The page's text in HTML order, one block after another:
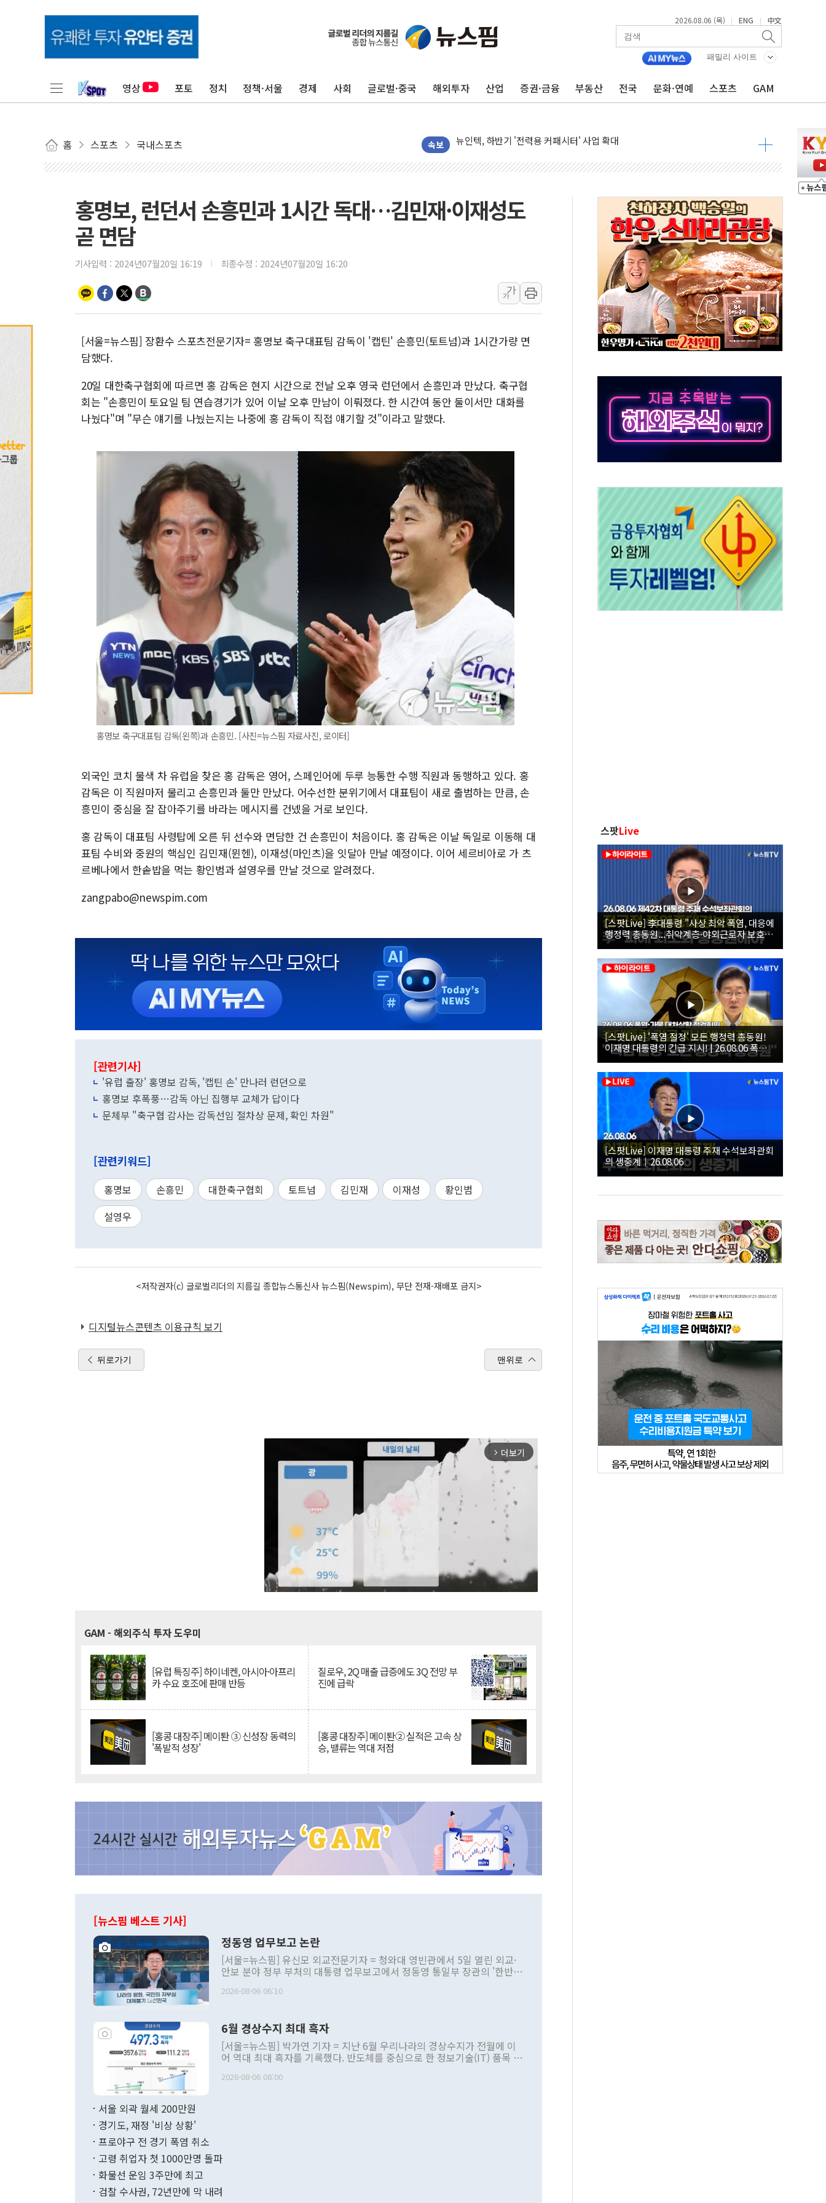
2026.08.06 (목) | ENG | 中文
패밀리 사이트
영상 포토 정치 정책·서울 경제 사회 글로벌·중국 해외투자 산업 증권·금융 부동산 전국 문화·연예 스포츠 GAM
홈 스포츠 국내스포츠 속보
유인우주선 달 착륙지 선정 밑그림, 중국 全月 1대 5백만 지질도 완성
듀오백 정관영 대표, 자사주 추가 매입
BGF리테일, 2분기 영업익 849억원…전년 比 22.3%↑
포스코, 희귀가스 사업 항공우주·방산으로 넓힌다
진원생명과학, '코로나19 DNA 백신 플랫폼' 美 특허 확보
경북도·대구시 '2차 공공기관 이전' 대응 '맞손'
서울 아파트값 0.26%↑…상승폭 커졌지만 고가주택 밀집된 강남·서초 둔화
효성중공업, 덴마크에 초고압변압기 첫 공급...국가 전력망에 첫 입성
딥시크, AI 서비스 가격 대대적 인상 계획...업계 파장 예고
CJ프레시웨이, 2분기 영업익 14.2% 감소…"온라인 사업으로 성장"
초박빙 경선에 친명계 '추가 투표' 요구...친청계 응집력 '희석' 전략 통할까
구리시 입주업종 확대…'현대 테라타워 구리갈매' 공급
정점식 "사관학교 통합 정치 프레임에 졸속 추진…'잼데믹' 안보까지 몰고 와"
장동혁 "李대통령 재판 재개해야 여론조사 51.9%…그것이 국민의 뜻"
日, 아키타에 일본 최대 규모의 AI 데이터센터 건설 추진
[종합] 李대통령 "취약계층 안부에 AI 활용…이주노동자 폭염 방치, 국격 훼손"
트럼프, 워시 연준의장과 수시 통화…독립성 논란 재점화
홍명보, 런던서 손흥민과 1시간 독대…김민재·이재성도
곧 면담
기사입력 : 2024년07월20일 16:19 최종수정 : 2024년07월20일 16:20
가
가
[서울=뉴스핌] 장환수 스포츠전문기자= 홍명보 축구대표팀 감독이 '캡틴' 손흥민(토트넘)과 1시간가량 면
담했다.
20일 대한축구협회에 따르면 홍 감독은 현지 시간으로 전날 오후 영국 런던에서 손흥민과 만났다. 축구협
회는 "손흥민이 토요일 팀 연습경기가 있어 이날 오후 만남이 이뤄졌다. 한 시간여 동안 둘이서만 대화를
나눴다"며 "무슨 얘기를 나눴는지는 나중에 홍 감독이 직접 얘기할 것"이라고 말했다.
홍명보 축구대표팀 감독(왼쪽)과 손흥민. [사진=뉴스핌 자료사진, 로이터]
외국인 코치 물색 차 유럽을 찾은 홍 감독은 영어, 스페인어에 두루 능통한 수행 직원과 동행하고 있다. 홍
감독은 이 직원마저 물리고 손흥민과 둘만 만났다. 어수선한 분위기에서 대표팀이 새로 출범하는 만큼, 손
흥민이 중심을 잘 잡아주기를 바라는 메시지를 건넸을 거로 보인다.
홍 감독이 대표팀 사령탑에 오른 뒤 선수와 면담한 건 손흥민이 처음이다. 홍 감독은 이날 독일로 이동해 대
표팀 수비와 중원의 핵심인 김민재(뮌헨), 이재성(마인츠)을 잇달아 만날 예정이다. 이어 세르비아로 가 츠
르베나에서 한솥밥을 먹는 황인범과 설영우를 만날 것으로 알려졌다.
zangpabo@newspim.com
[관련기사]
'유럽 출장' 홍명보 감독, '캡틴 손' 만나러 런던으로
홍명보 후폭풍…감독 아닌 집행부 교체가 답이다
문체부 "축구협 감사는 감독선임 절차상 문제, 확인 차원"
[관련키워드]
홍명보 손흥민 대한축구협회 토트넘 김민재 이재성
황인범
설영우
<저작권자(c) 글로벌리더의 지름길 종합뉴스통신사 뉴스핌(Newspim), 무단 전재-재배포 금지>
디지털뉴스콘텐츠 이용규칙 보기
뒤로가기 맨위로
arrow_forward_ios 더보기
GAM - 해외주식 투자 도우미
[유럽 특징주] 하이네켄, 아시아·아프리
카 수요 호조에 판매 반등
질로우, 2Q 매출 급증에도 3Q 전망 부
진에 급락
[홍콩 대장주] 메이퇀 ③ 신성장 동력의
'폭발적 성장'
[홍콩 대장주] 메이퇀② 실적은 고속 상
승, 밸류는 역대 저점
[뉴스핌 베스트 기사]
정동영 업무보고 논란
[서울=뉴스핌] 유신모 외교전문기자 = 청와대 영빈관에서 5일 열린 외교·
안보 분야 정부 부처의 대통령 업무보고에서 정동영 통일부 장관의 '한반도
발언 중에는 정부 내 조율을 거치지 않은 사안을 정책으로 추진하겠다고 공
주의적 희망에 근거한 비현실적 구상'이라는 비판을 내놨다. 그동안 정 장
관의 대북 정책 관련 발언이 물의를 빚은 적은 여러 번 있지만 대통령과 유
관 부처 장관이 공개적으로 부정적 입장을 표명한 것은 이례적이다. 정 장
관의 무리한 대북 접근법과 월권을 제어해야 한다는 목소리도 높아지고 있
다. [정동영 통일부 장관이 지난달 23일 오후 서울 종로구 정부서울청사에
무너졌다고도 했다. 또 "현 시점에서 흘러간 선(先)비핵화만 되뇌는 것은
함께 4자 대화의 동력을 확보하기 위해 최선을 다할 것"이라고 말했다. 하
2026-08-06 06:10
6월 경상수지 최대 흑자
[서울=뉴스핌] 박가연 기자 = 지난 6월 우리나라의 경상수지가 전월에 이
어 역대 최대 흑자를 기록했다. 반도체를 중심으로 한 정보기술(IT) 품목 수
료=한국은행] 한국은행이 6일 발표한 '2026년 6월 국제수지(잠정)'에 따르
며 월간 기준 처음으로 1000억달러를 넘어섰다. 상품수입은 644억8000만
196.9% 급증했고 컴퓨터·주변기기(SSD)는 282.7% 증가했다. IT 품목
수출은 160.4% 늘었으며 비IT 품목도 ▲석유제품(47.5%) ▲화공품
2026-08-06 08:00
서울 외곽 월세 200만원
경기도, 재정 '비상 상황'
프로야구 전 경기 폭염 취소
고령 취업자 첫 1000만명 돌파
화물선 운임 3주만에 최고
검찰 수사권, 72년만에 막 내려
스팟Live
[스팟Live] 李대통령 "사상 최악 폭염, 대응에
행정력 총동원...취약계층·야외근로자 보호에
힘써야"｜26.08.06 제42차 대통령 주재 수석
보좌관회의
[스팟Live] '폭염 절정' 모든 행정력 총동원!
이재명 대통령의 긴급 지시! | 26.08.06 폭염•
가뭄 대처상황 점검회의
[스팟Live] 이재명 대통령 주재 수석보좌관회
의 생중계｜26.08.06